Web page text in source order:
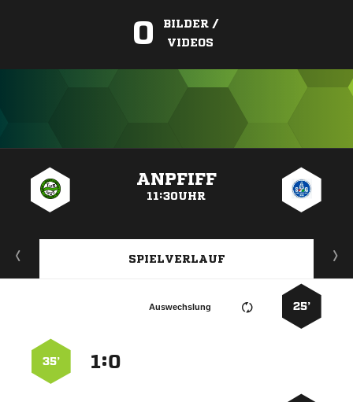
0
BILDER /
VIDEOS
ANPFIFF
11:30UHR
SPIELVERLAUF
25’
Auswechslung
:
35’